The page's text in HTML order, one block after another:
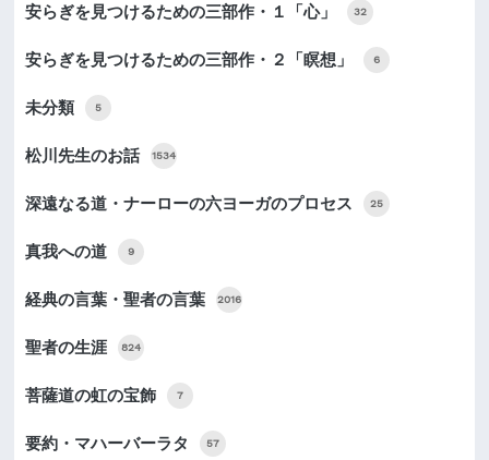
安らぎを見つけるための三部作・１「心」 32
安らぎを見つけるための三部作・２「瞑想」 6
未分類 5
松川先生のお話 1534
深遠なる道・ナーローの六ヨーガのプロセス 25
真我への道 9
経典の言葉・聖者の言葉 2016
聖者の生涯 824
菩薩道の虹の宝飾 7
要約・マハーバーラタ 57